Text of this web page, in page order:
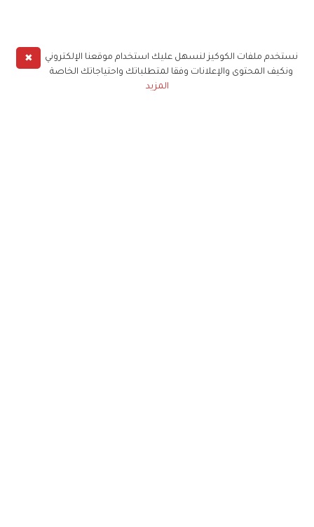
✖
نستخدم ملفات الكوكيز لنسهل عليك استخدام موقعنا الإلكتروني
ونكيف المحتوى والإعلانات وفقا لمتطلباتك واحتياجاتك الخاصة
المزيد